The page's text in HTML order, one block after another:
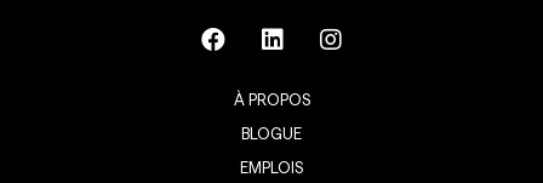
À PROPOS
BLOGUE
EMPLOIS